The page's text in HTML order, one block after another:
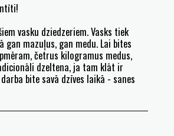
vasku dziedzeriem. Vasks tiek
gan mazuļus, gan medu. Lai bites
četrus kilogramus medus,
dzeltena, ja tam klāt ir
bite savā dzīves laikā - sanes